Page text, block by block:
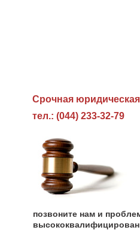
Cрочная
тел.: (044) 233-32-79
позвоните нам и